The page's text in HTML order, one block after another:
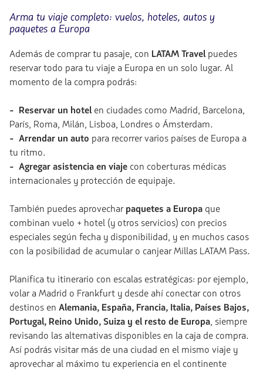
Arma tu viaje completo: vuelos, hoteles, autos y
paquetes a Europa
Además de comprar tu pasaje, con LATAM Travelpuedes
reservar todo para tu viaje a Europa en un solo lugar. Al
momento de la compra podrás:
- Reservar un hotelen ciudades como Madrid, Barcelona,
París, Roma, Milán, Lisboa, Londres o Ámsterdam.
- Arrendar un auto para recorrer varios países de Europa a
tu ritmo.
- Agregar asistencia en viaje con coberturas médicas
internacionales y protección de equipaje.
También puedes aprovecharpaquetes a Europa que
combinan vuelo + hotel (y otros servicios) con precios
especiales según fecha y disponibilidad, y en muchos casos
con la posibilidad de acumular o canjear Millas LATAM Pass.
Planifica tu itinerario con escalas estratégicas: por ejemplo,
volar a Madrid o Frankfurt y desde ahí conectar con otros
destinos en Alemania, España, Francia, Italia, Países Bajos,
Portugal, Reino Unido, Suiza y el resto de Europa, siempre
revisando las alternativas disponibles en la caja de compra.
Así podrás visitar más de una ciudad en el mismo viaje y
aprovechar al máximo tu experiencia en el continente